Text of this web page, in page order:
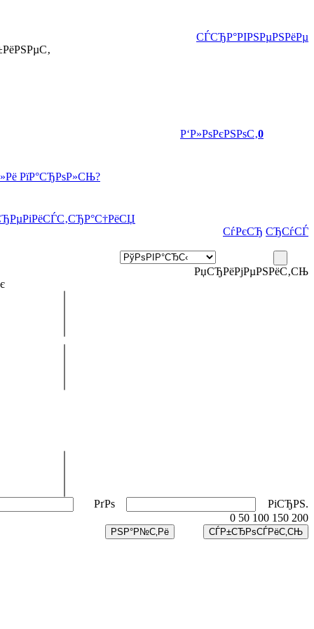
СЃСЂР°РІРЅРµРЅРёРµ
РїР°СЂРѕР»СЊ?
Р‘Р»РѕРєРЅРѕС‚0
СѓРєСЂ СЂСѓСЃ
РџСЂРёРјРµРЅРёС‚СЊ
РґРѕ
РіСЂРЅ.
0 50 100 150 200